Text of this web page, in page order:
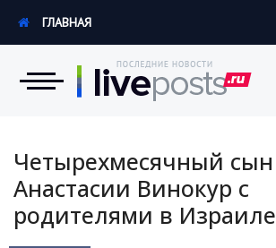
Экономика
ГЛАВНАЯ
Четырехмесячный сын
Анастасии Винокур с
родителями в Израиле